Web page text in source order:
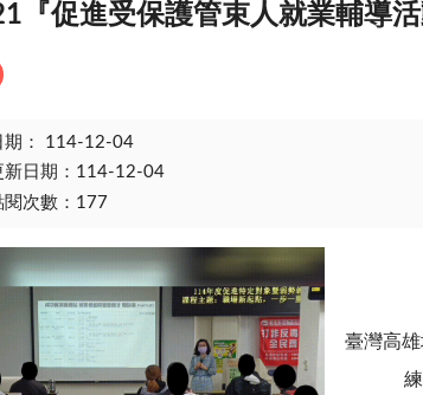
『促進受保護管束人就業輔導活
： 114-12-04
新日期：114-12-04
閱次數：177
臺灣高